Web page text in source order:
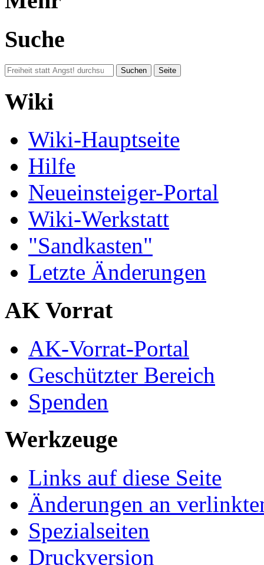
Suche
Wiki
Wiki-Hauptseite
Hilfe
Neueinsteiger-Portal
Wiki-Werkstatt
"Sandkasten"
Letzte Änderungen
AK Vorrat
AK-Vorrat-Portal
Geschützter Bereich
Spenden
Werkzeuge
Links auf diese Seite
Änderungen an
Spezialseiten
Druckversion